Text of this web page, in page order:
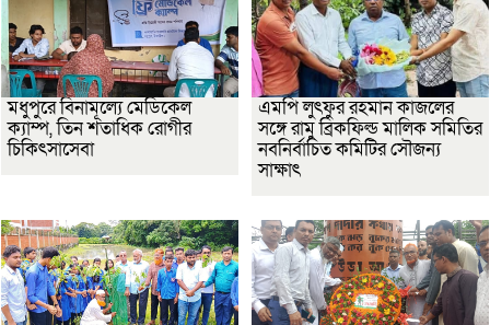
মধুপুরে বিনামূল্যে মেডিকেল
ক্যাম্প, তিন শতাধিক রোগীর
চিকিৎসাসেবা
এমপি লুৎফুর রহমান কাজলের
সঙ্গে রামু ব্রিকফিল্ড মালিক সমিতির
নবনির্বাচিত কমিটির সৌজন্য
সাক্ষাৎ